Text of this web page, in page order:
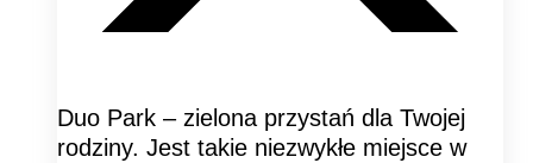
Duo Park – zielona przystań dla Twojej
rodziny. Jest takie niezwykłe miejsce w